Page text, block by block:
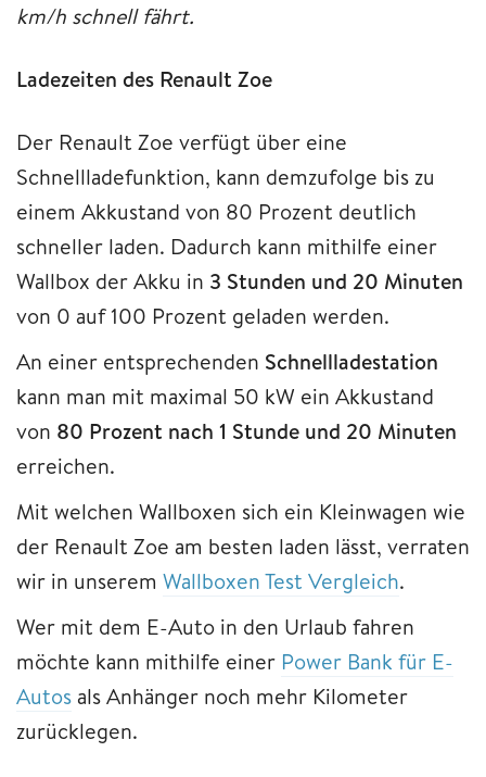
km/h schnell fährt.
Ladezeiten des Renault Zoe
Der Renault Zoe verfügt über eine
Schnellladefunktion, kann demzufolge bis zu
einem Akkustand von 80 Prozent deutlich
schneller laden. Dadurch kann mithilfe einer
Wallbox der Akku in 3 Stunden und 20 Minuten
von 0 auf 100 Prozent geladen werden.
An einer entsprechenden Schnellladestation
kann man mit maximal 50 kW ein Akkustand
von 80 Prozent nach 1 Stunde und 20 Minuten
erreichen.
Mit welchen Wallboxen sich ein Kleinwagen wie
der Renault Zoe am besten laden lässt, verraten
wir in unserem Wallboxen Test Vergleich.
Wer mit dem E-Auto in den Urlaub fahren
möchte kann mithilfe einer Power Bank für E-
Autos als Anhänger noch mehr Kilometer
zurücklegen.